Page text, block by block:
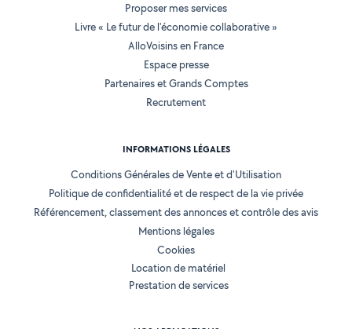
Proposer mes services
Livre « Le futur de l'économie collaborative »
AlloVoisins en France
Espace presse
Partenaires et Grands Comptes
Recrutement
INFORMATIONS LÉGALES
Conditions Générales de Vente et d'Utilisation
Politique de confidentialité et de respect de la vie privée
Référencement, classement des annonces et contrôle des avis
Mentions légales
Cookies
Location de matériel
Prestation de services